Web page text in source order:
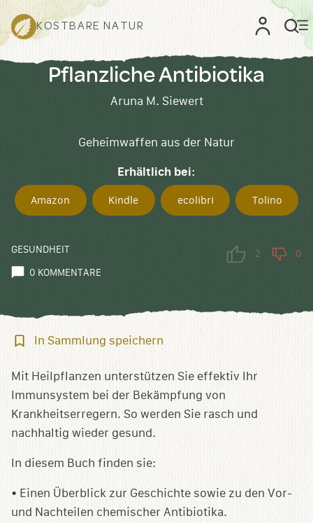
KOSTBARE NATUR
Pflanzliche Antibiotika
Aruna M. Siewert
Geheimwaffen aus der Natur
Erhältlich bei:
Amazon Kindle ecolibri Tolino
GESUNDHEIT
0 KOMMENTARE
2 0
In
speichern
In Sammlung speichern
Mit Heilpflanzen unterstützen Sie effektiv Ihr
Immunsystem bei der Bekämpfung von
Krankheitserregern. So werden Sie rasch und
nachhaltig wieder gesund.
In diesem Buch finden sie:
• Einen Überblick zur Geschichte sowie zu den Vor-
und Nachteilen chemischer Antibiotika.